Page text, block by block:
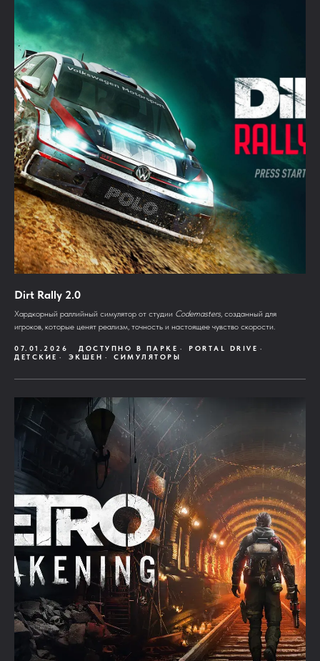
Dirt Rally 2.0
Хардкорный раллийный симулятор от студии Codemasters, созданный для
игроков, которые ценят реализм, точность и настоящее чувство скорости.
07.01.2026 ДОСТУПНО В ПАРКЕ
PORTAL DRIVE
ДЕТСКИЕ
ЭКШЕН СИМУЛЯТОРЫ